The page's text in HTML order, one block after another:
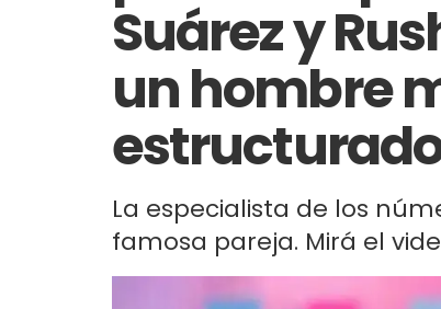
Suárez y
un hombre
La especialista de los
famosa pareja. Mirá el